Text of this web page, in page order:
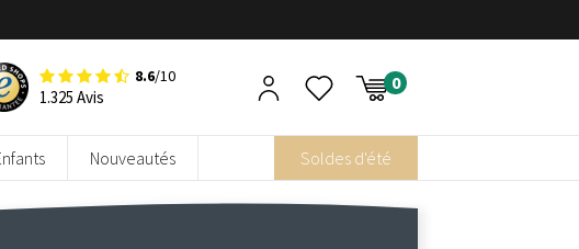
8.6/10
1.325 Avis
Nouveautés Soldes d'été